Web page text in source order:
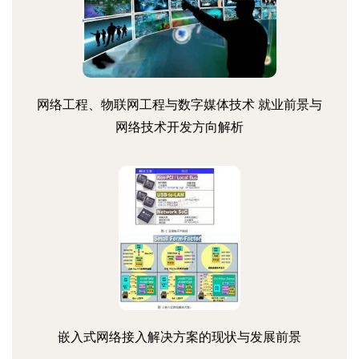
网络工程、物联网工程与数字媒体技术 就业前景与
网络技术开发方向解析
嵌入式网络接入解决方案的现状与发展前景